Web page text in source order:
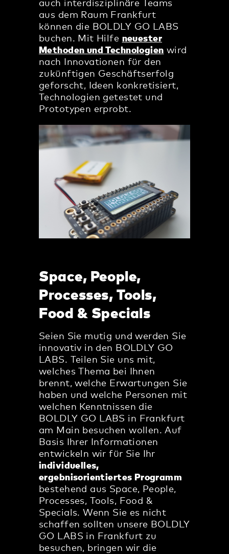
auch interdisziplinäre Teams
aus dem Raum Frankfurt
können die BOLDLY GO LABS
buchen. Mit Hilfe neuester
Methoden und Technologien wird
nach Innovationen für den
zukünftigen Geschäftserfolg
geforscht, Ideen konkretisiert,
Technologien getestet und
Prototypen erprobt.
Space, People,
Processes, Tools,
Food & Specials
Seien Sie mutig und werden Sie
innovativ in den BOLDLY GO
LABS. Teilen Sie uns mit,
welches Thema bei Ihnen
brennt, welche Erwartungen Sie
haben und welche Personen mit
welchen Kenntnissen die
BOLDLY GO LABS in Frankfurt
am Main besuchen wollen. Auf
Basis Ihrer Informationen
entwickeln wir für Sie Ihr
individuelles,
ergebnisorientiertes Programm
bestehend aus Space, People,
Processes, Tools, Food &
Specials. Wenn Sie es nicht
schaffen sollten unsere BOLDLY
GO LABS in Frankfurt zu
besuchen, bringen wir die